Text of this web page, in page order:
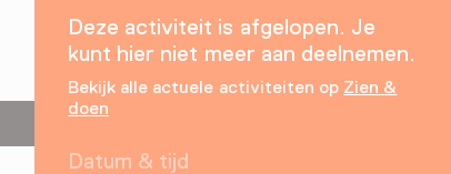
Deze activiteit is afgelopen. Je
kunt hier niet meer aan deelnemen.
Bekijk alle actuele activiteiten op Zien &
doen
Datum & tijd